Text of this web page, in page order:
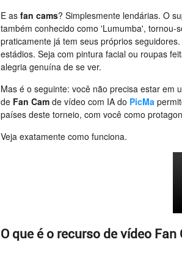
E asfan cams? Simplesmente lendárias. O
também conhecido como 'Lumumba',
praticamente já tem seus próprios
estádios. Seja com pintura facial ou roupas
alegria genuína de se ver.
Mas é o seguinte: você não precisa estar em
de Fan Cam de vídeo com IA do PicMa
países deste torneio, com você como
Veja exatamente como funciona.
O que é o recurso de vídeo